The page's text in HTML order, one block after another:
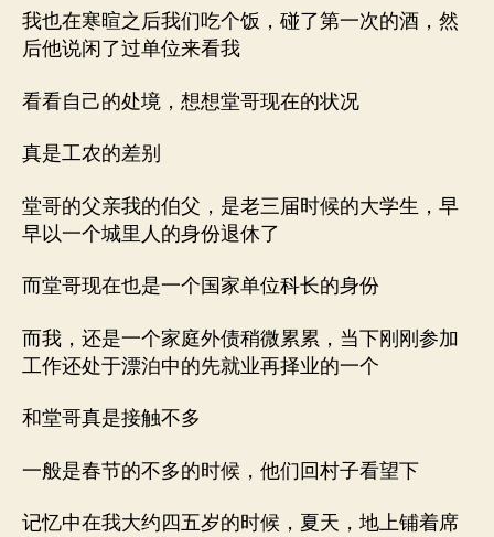
我也在寒暄之后我们吃个饭，碰了第一次的酒，然
后他说闲了过单位来看我
看看自己的处境，想想堂哥现在的状况
真是工农的差别
堂哥的父亲我的伯父，是老三届时候的大学生，早
早以一个城里人的身份退休了
而堂哥现在也是一个国家单位科长的身份
而我，还是一个家庭外债稍微累累，当下刚刚参加
工作还处于漂泊中的先就业再择业的一个
和堂哥真是接触不多
一般是春节的不多的时候，他们回村子看望下
记忆中在我大约四五岁的时候，夏天，地上铺着席